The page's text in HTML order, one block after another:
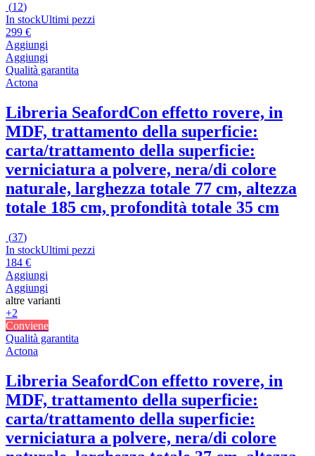
(12)
In stockUltimi pezzi
299 €
Aggiungi
Aggiungi
Qualità garantita
Actona
Libreria SeafordCon effetto rovere, in
MDF, trattamento della superficie:
carta/trattamento della superficie:
verniciatura a polvere, nera/di colore
naturale, larghezza totale 77 cm, altezza
totale 185 cm, profondità totale 35 cm
(37)
In stockUltimi pezzi
184 €
Aggiungi
Aggiungi
altre varianti
+2
Conviene
Qualità garantita
Actona
Libreria SeafordCon effetto rovere, in
MDF, trattamento della superficie:
carta/trattamento della superficie:
verniciatura a polvere, nera/di colore